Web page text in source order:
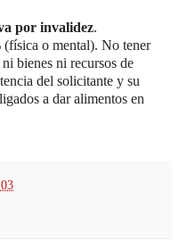
por invalidez.
(física o mental). No tener
bienes ni recursos de
del solicitante y su
a dar alimentos en